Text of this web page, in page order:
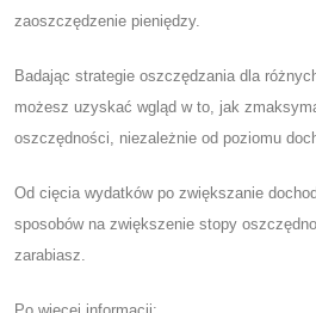
zaoszczędzenie pieniędzy.
Badając strategie oszczędzania dla
możesz uzyskać wgląd w to, jak
oszczędności, niezależnie od poziomu
Od cięcia wydatków po zwiększanie
sposobów na zwiększenie stopy
zarabiasz.